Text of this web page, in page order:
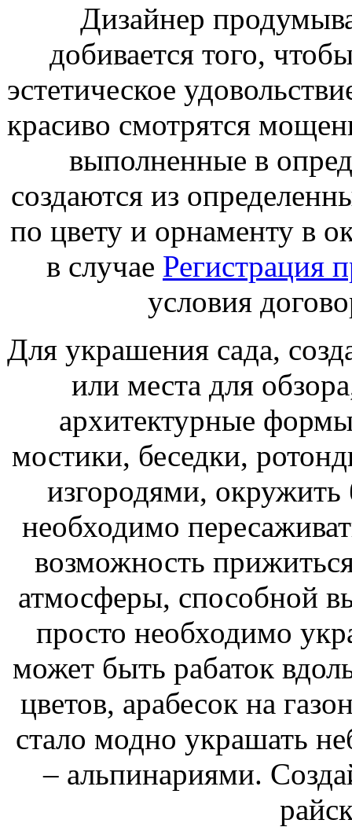
Дизайнер
добивается того,
эстетическое
красиво смотрятся
выполненные в
создаются из
по цвету и орнаменту в
в случае Регистрация
условия
Для украшения сада,
или места для
архитектурные
мостики, беседки,
изгородями,
необходимо
возможность
атмосферы, способной
просто необходимо
может быть рабаток
цветов, арабесок на
стало модно украшать
– альпинариями.